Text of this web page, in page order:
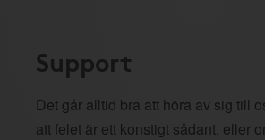
Support
Det går alltid bra att höra av sig till
att felet är ett konstigt sådant, eller